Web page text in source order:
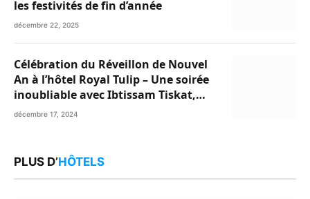
les festivités de fin d’année
décembre 22, 2025
Célébration du Réveillon de Nouvel
An à l’hôtel Royal Tulip – Une soirée
inoubliable avec Ibtissam Tiskat,
Oussama Abdedaim et Abdelwahed
décembre 17, 2024
PLUS D’HÔTELS